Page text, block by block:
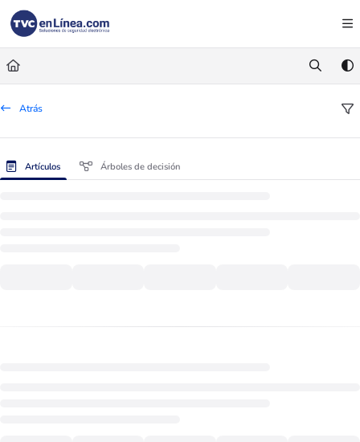
Documentation Index
Fetch the complete documentation index at:
Use this file to discover all available pages before exploring further.
Atrás
Artículos Árboles de decisión